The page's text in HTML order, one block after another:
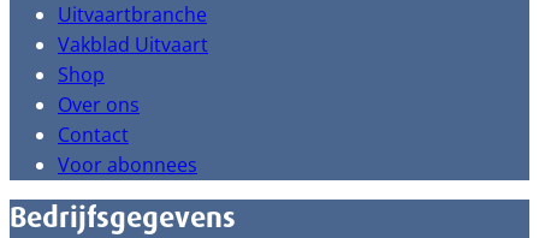
Uitvaartbranche
Vakblad Uitvaart
Shop
Over ons
Contact
Voor abonnees
Bedrijfsgegevens